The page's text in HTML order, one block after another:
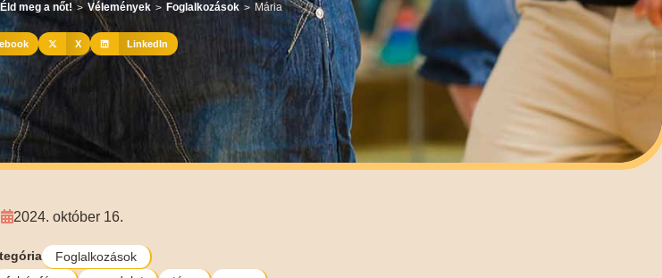
meg a nőt! > Vélemények > Foglalkozások > Mária
X LinkedIn
2024. október 16.
Foglalkozások